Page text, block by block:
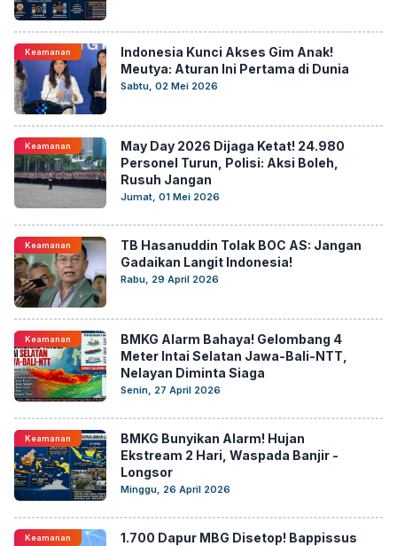
Keamanan
Indonesia Kunci Akses Gim Anak!
Meutya: Aturan Ini Pertama di Dunia
Sabtu, 02 Mei 2026
Keamanan
May Day 2026 Dijaga Ketat! 24.980
Personel Turun, Polisi: Aksi Boleh,
Rusuh Jangan
Jumat, 01 Mei 2026
Keamanan
TB Hasanuddin Tolak BOC AS: Jangan
Gadaikan Langit Indonesia!
Rabu, 29 April 2026
Keamanan
BMKG Alarm Bahaya! Gelombang 4
Meter Intai Selatan Jawa-Bali-NTT,
Nelayan Diminta Siaga
Senin, 27 April 2026
Keamanan
BMKG Bunyikan Alarm! Hujan
Ekstream 2 Hari, Waspada Banjir -
Longsor
Minggu, 26 April 2026
Keamanan
1.700 Dapur MBG Disetop! Bappissus